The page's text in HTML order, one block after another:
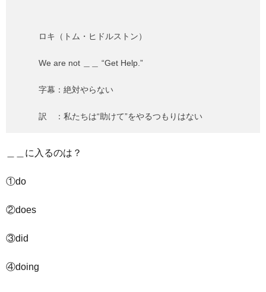
ロキ（トム・ヒドルストン）
We are not ＿＿ “Get Help.”
字幕：絶対やらない
訳 ：私たちは“助けて”をやるつもりはない
＿＿に入るのは？
①do
②does
③did
④doing